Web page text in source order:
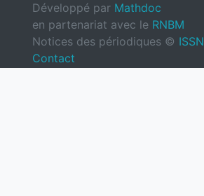
Développé par Mathdoc
en partenariat avec le RNBM
Notices des périodiques © ISSN
Contact